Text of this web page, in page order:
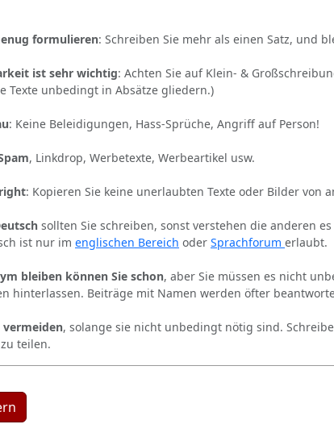
formulieren: Schreiben Sie mehr als einen Satz, und
ist sehr wichtig: Achten Sie auf Klein- &
Texte unbedingt in Absätze gliedern.)
: Keine Beleidigungen, Hass-Sprüche, Angriff auf Person!
, Linkdrop, Werbetexte, Werbeartikel usw.
: Kopieren Sie keine unerlaubten Texte oder Bilder von
sollten Sie schreiben, sonst verstehen die anderen
ist nur im englischen Bereich oder Sprachforum erlaubt.
bleiben können Sie schon, aber Sie müssen es nicht
hinterlassen. Beiträge mit Namen werden öfter
vermeiden, solange sie nicht unbedingt nötig sind.
teilen.